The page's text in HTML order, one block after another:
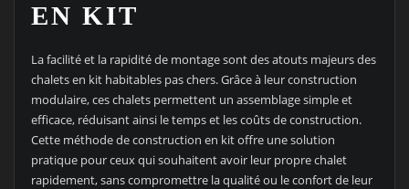
EN KIT
La facilité et la rapidité de montage sont des atouts majeurs des
chalets en kit habitables pas chers. Grâce à leur construction
modulaire, ces chalets permettent un assemblage simple et
efficace, réduisant ainsi le temps et les coûts de construction.
Cette méthode de construction en kit offre une solution
pratique pour ceux qui souhaitent avoir leur propre chalet
rapidement, sans compromettre la qualité ou le confort de leur